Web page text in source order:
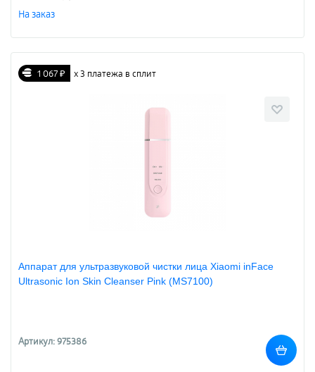
На заказ
1 067 ₽ х 3 платежа в сплит
Аппарат для ультразвуковой чистки лица Xiaomi inFace
Ultrasonic Ion Skin Cleanser Pink (MS7100)
Артикул: 975386